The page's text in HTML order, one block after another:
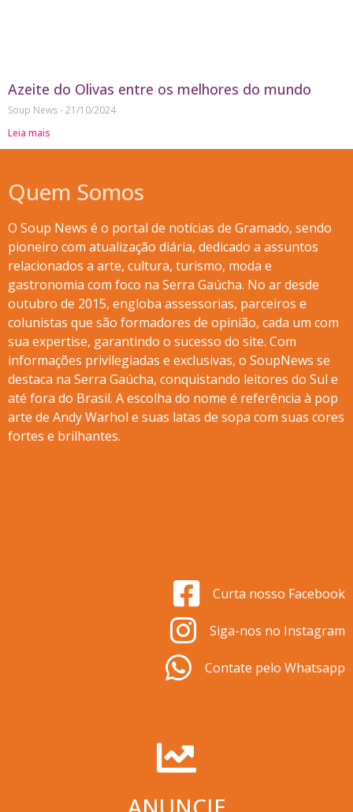
Azeite do Olivas entre os melhores do mundo
Soup News 21/10/2024
Leia mais
Quem Somos
O Soup News é o portal de notícias de Gramado, sendo
pioneiro com atualização diária, dedicado a assuntos
relacionados a arte, cultura, turismo, moda e
gastronomia com foco na Serra Gaúcha. No ar desde
outubro de 2015, engloba assessorias, parceiros e
colunistas que são formadores de opinião, cada um com
sua expertise, garantindo o sucesso do site. Com
informações privilegiadas e exclusivas, o SoupNews se
destaca na Serra Gaúcha, conquistando leitores do Sul e
até fora do Brasil. A escolha do nome é referência à pop
arte de Andy Warhol e suas latas de sopa com suas cores
fortes e brilhantes.
Curta nosso Facebook
Siga-nos no Instagram
Contate pelo Whatsapp